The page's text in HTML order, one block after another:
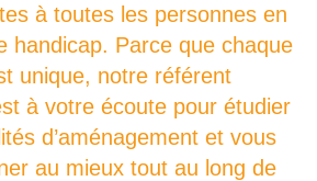
à toutes les personnes en
handicap. Parce que chaque
unique, notre référent
à votre écoute pour étudier
d’aménagement et vous
au mieux tout au long de